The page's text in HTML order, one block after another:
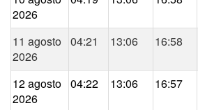
2026
11 agosto
2026
04:21 13:06 16:58
12 agosto
2026
04:22 13:06 16:57